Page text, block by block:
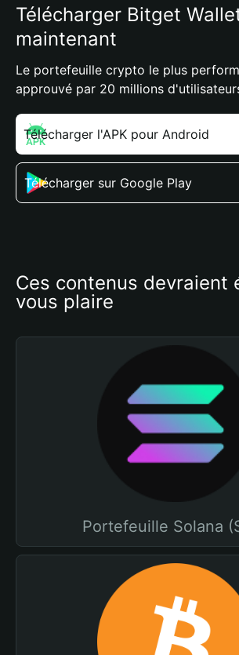
Télécharger Bitget
maintenant
Le portefeuille crypto le plus
approuvé par 20 millions
Télécharger l'APK pour Android
Télécharger sur Google Play
Ces contenus devraient
vous plaire
Portefeuille Solana